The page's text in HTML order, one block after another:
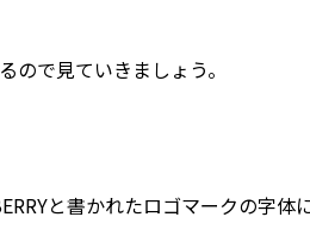
ので見ていきましょう。
と書かれたロゴマークの字体